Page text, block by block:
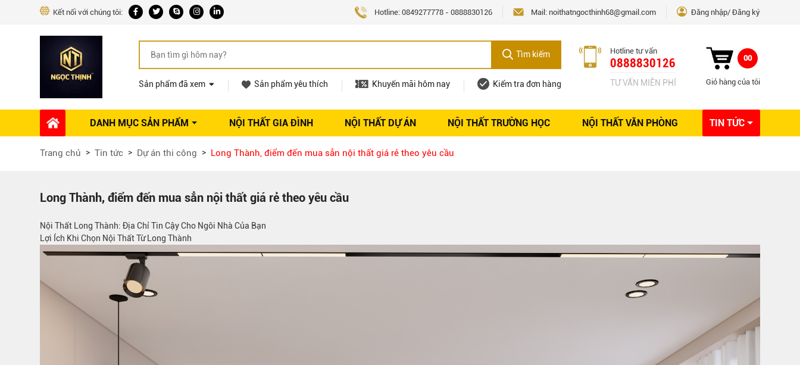
Kết nối với chúng tôi: Hotline: 0849277778 - 0888830126 Mail: noithatngocthinh68@gmail.com Đăng nhập Đăng ký
Tìm kiếm
Sản phẩm đã xem Sản phẩm yêu thích Khuyến mãi hôm nay Kiểm tra đơn hàng
Hotline tư vấn
0888830126
TƯ VẤN MIỄN PHÍ
00
Giỏ hàng của tôi
DANH MỤC SẢN PHẨM
Phụ kiện Nội thất
Ổ khóa tủ
Máy hút mùi
Phụ kiện tủ áo
Phụ kiện tủ bếp trên
Bếp từ-Bếp hồng ngoại
Chậu rửa bát
Ray trượt – bản lề – tay nắm cửa
Phụ kiện tủ bếp dưới
Giá để bát đĩa đa năng
NỘI THẤT GIA ĐÌNH NỘI THẤT DỰ ÁN NỘI THẤT TRƯỜNG HỌC NỘI THẤT VĂN PHÒNG TIN TỨC
Dự án thi công Báo giá Nội thất Tuyển dụng
Trang chủ Tin tức Dự án thi công Long Thành, điểm đến mua sẳn nội thất giá rẻ theo yêu cầu
Long Thành, điểm đến mua sẳn nội thất giá rẻ theo yêu cầu
Nội Thất Long Thành: Địa Chỉ Tin Cậy Cho Ngôi Nhà Của Bạn
Lợi Ích Khi Chọn Nội Thất Từ Long Thành